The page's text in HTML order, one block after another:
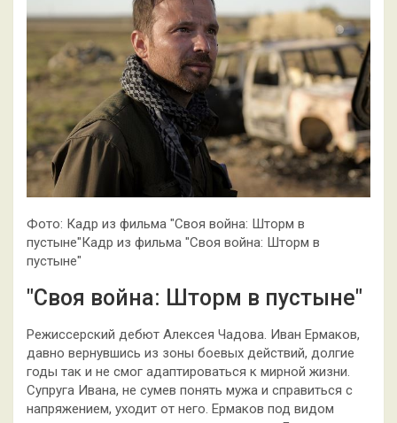
Фото: Кадр из фильма "Своя война: Шторм в
пустыне"Кадр из фильма "Своя война: Шторм в
пустыне"
"Своя война: Шторм в пустыне"
Режиссерский дебют Алексея Чадова. Иван Ермаков,
давно вернувшись из зоны боевых действий, долгие
годы так и не смог адаптироваться к мирной жизни.
Супруга Ивана, не сумев понять мужа и справиться с
напряжением, уходит от него. Ермаков под видом